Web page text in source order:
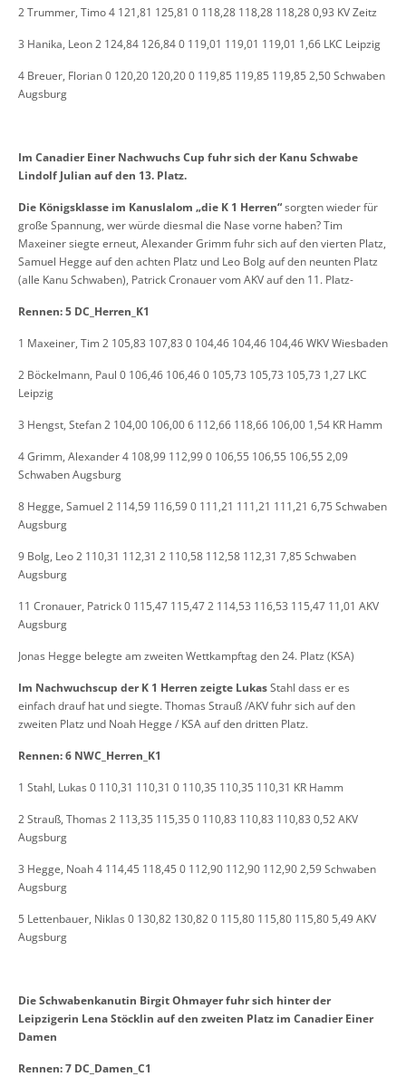
2 Trummer, Timo 4 121,81 125,81 0 118,28 118,28 118,28 0,93 KV Zeitz
3 Hanika, Leon 2 124,84 126,84 0 119,01 119,01 119,01 1,66 LKC Leipzig
4 Breuer, Florian 0 120,20 120,20 0 119,85 119,85 119,85 2,50 Schwaben
Augsburg
Im Canadier Einer Nachwuchs Cup fuhr sich der Kanu Schwabe
Lindolf Julian auf den 13. Platz.
Die Königsklasse im Kanuslalom „die K 1 Herren“sorgten wieder für
große Spannung, wer würde diesmal die Nase vorne haben? Tim
Maxeiner siegte erneut, Alexander Grimm fuhr sich auf den vierten Platz,
Samuel Hegge auf den achten Platz und Leo Bolg auf den neunten Platz
(alle Kanu Schwaben), Patrick Cronauer vom AKV auf den 11. Platz-
Rennen: 5 DC_Herren_K1
1 Maxeiner, Tim 2 105,83 107,83 0 104,46 104,46 104,46 WKV Wiesbaden
2 Böckelmann, Paul 0 106,46 106,46 0 105,73 105,73 105,73 1,27 LKC
Leipzig
3 Hengst, Stefan 2 104,00 106,00 6 112,66 118,66 106,00 1,54 KR Hamm
4 Grimm, Alexander 4 108,99 112,99 0 106,55 106,55 106,55 2,09
Schwaben Augsburg
8 Hegge, Samuel 2 114,59 116,59 0 111,21 111,21 111,21 6,75 Schwaben
Augsburg
9 Bolg, Leo 2 110,31 112,31 2 110,58 112,58 112,31 7,85 Schwaben
Augsburg
11 Cronauer, Patrick 0 115,47 115,47 2 114,53 116,53 115,47 11,01 AKV
Augsburg
Jonas Hegge belegte am zweiten Wettkampftag den 24. Platz (KSA)
Im Nachwuchscup der K 1 Herren zeigte LukasStahl dass er es
einfach drauf hat und siegte. Thomas Strauß /AKV fuhr sich auf den
zweiten Platz und Noah Hegge / KSA auf den dritten Platz.
Rennen: 6 NWC_Herren_K1
1 Stahl, Lukas 0 110,31 110,31 0 110,35 110,35 110,31 KR Hamm
2 Strauß, Thomas 2 113,35 115,35 0 110,83 110,83 110,83 0,52 AKV
Augsburg
3 Hegge, Noah 4 114,45 118,45 0 112,90 112,90 112,90 2,59 Schwaben
Augsburg
5 Lettenbauer, Niklas 0 130,82 130,82 0 115,80 115,80 115,80 5,49 AKV
Augsburg
Die Schwabenkanutin Birgit Ohmayer fuhr sich hinter der
Leipzigerin Lena Stöcklin auf den zweiten Platz im Canadier Einer
Damen
Rennen: 7 DC_Damen_C1